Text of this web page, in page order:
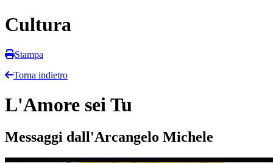
Cultura
Stampa
Torna indietro
L'Amore sei Tu
Messaggi dall'Arcangelo Michele